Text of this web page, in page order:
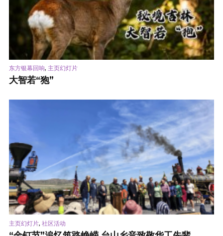
东方银幕回响, 主页幻灯片
大智若“狍”
主页幻灯片, 社区活动